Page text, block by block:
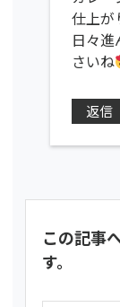
仕上が
日々
さいね
返信
この記事
す。